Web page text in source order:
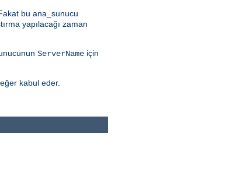
bu ana_sunucu
yapılacağı zaman
ServerName için
kabul eder.